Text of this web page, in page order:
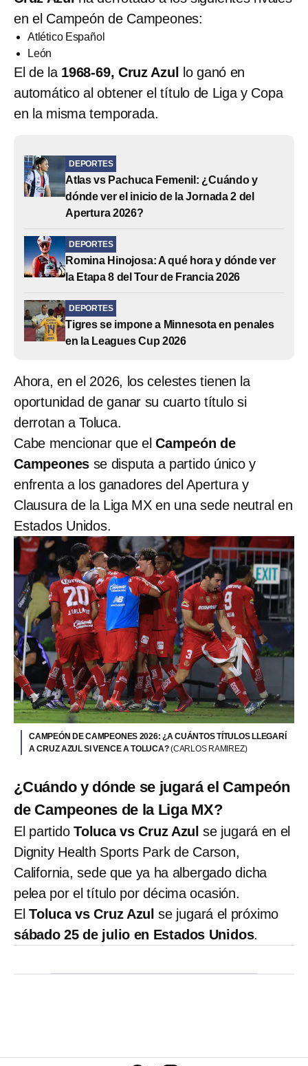
en el Campeón de Campeones:
Atlético Español
León
El de la1968-69, Cruz Azul
lo ganó en
automático al obtener el título de Liga y Copa
en la misma temporada.
DEPORTES
Atlas vs Pachuca Femenil: ¿Cuándo y
dónde ver el inicio de la Jornada 2 del
Apertura 2026?
DEPORTES
Romina Hinojosa: A qué hora y dónde ver
la Etapa 8 del Tour de Francia 2026
DEPORTES
Tigres se impone a Minnesota en penales
en la Leagues Cup 2026
Ahora, en el 2026, los celestes tienen la
oportunidad de ganar su cuarto título si
derrotan a Toluca.
Cabe mencionar que el Campeón de
Campeones se disputa a partido único y
enfrenta a los ganadores del Apertura y
Clausura de la Liga MX en una sede neutral en
Estados Unidos.
CAMPEÓN DE CAMPEONES 2026: ¿A CUÁNTOS TÍTULOS LLEGARÍ
A CRUZ AZUL SI VENCE A TOLUCA?(CARLOS RAMIREZ)
¿Cuándo y dónde se jugará el Campeón
de Campeones de la Liga MX?
El partido Toluca vs Cruz Azul se jugará en el
Dignity Health Sports Park de Carson,
California, sede que ya ha albergado dicha
pelea por el título por décima ocasión.
El Toluca vs Cruz Azulse jugará el próximo
sábado 25 de julio en Estados Unidos.